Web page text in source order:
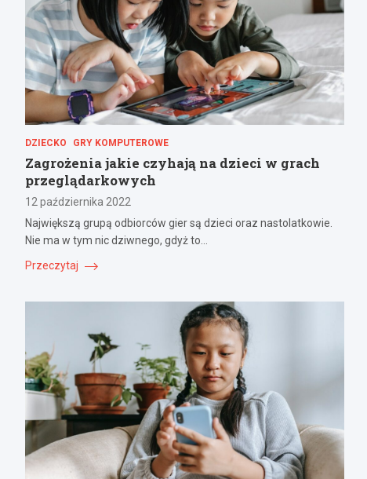
DZIECKO GRY KOMPUTEROWE
Zagrożenia jakie czyhają na dzieci w grach
przeglądarkowych
12 października 2022
Największą grupą odbiorców gier są dzieci oraz nastolatkowie.
Nie ma w tym nic dziwnego, gdyż to…
Przeczytaj